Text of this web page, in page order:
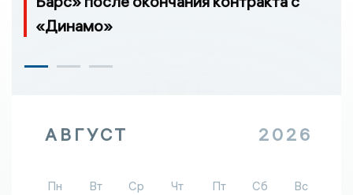
«Динамо»
АВГУСТ 2026
Пн Вт Ср Чт Пт Сб
Вс